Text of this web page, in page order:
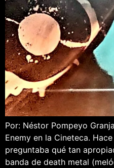
Por: Néstor Pompeyo
Enemy en la Cineteca.
preguntaba qué tan
banda de death metal